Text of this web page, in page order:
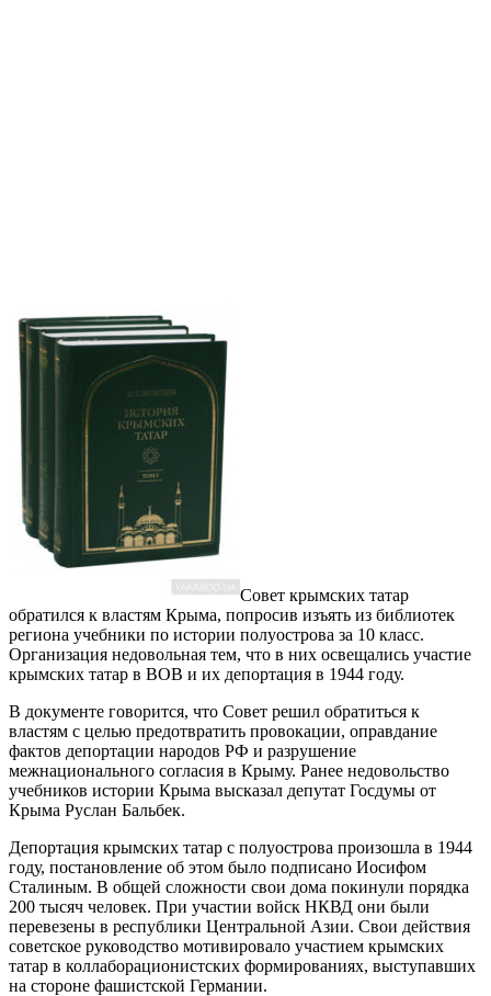
Совет крымских татар
обратился к властям Крыма, попросив изъять из библиотек
региона учебники по истории полуострова за 10 класс.
Организация недовольная тем, что в них освещались участие
крымских татар в ВОВ и их депортация в 1944 году.
В документе говорится, что Совет решил обратиться к
властям с целью предотвратить провокации, оправдание
фактов депортации народов РФ и разрушение
межнационального согласия в Крыму. Ранее недовольство
учебников истории Крыма высказал депутат Госдумы от
Крыма Руслан Бальбек.
Депортация крымских татар с полуострова произошла в 1944
году, постановление об этом было подписано Иосифом
Сталиным. В общей сложности свои дома покинули порядка
200 тысяч человек. При участии войск НКВД они были
перевезены в республики Центральной Азии. Свои действия
советское руководство мотивировало участием крымских
татар в коллаборационистских формированиях, выступавших
на стороне фашистской Германии.